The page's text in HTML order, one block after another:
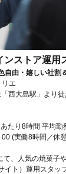
ンストア運用
自由・嬉しい社割
エ
西大島駅」より徒
たり8時間 平均勤
(実働8時間／休
、人気の焼菓子
イト）運用スタッ